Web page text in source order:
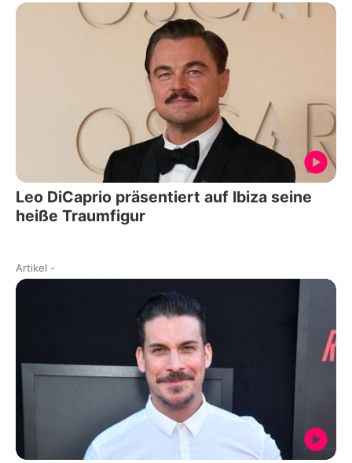
Leo DiCaprio präsentiert auf Ibiza seine
heiße Traumfigur
Artikel -